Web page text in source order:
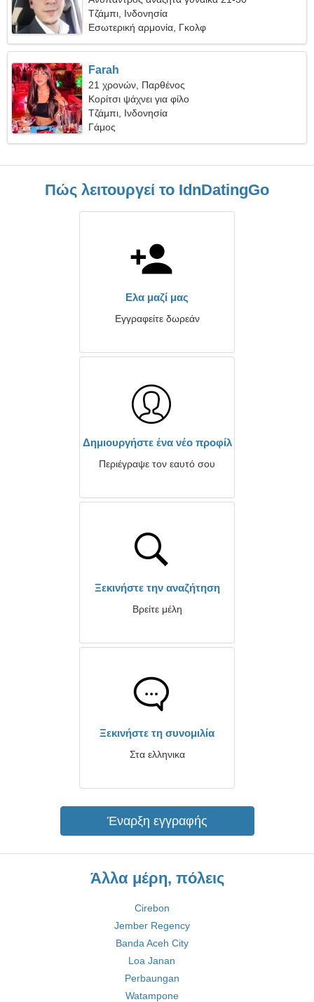
Τζάμπι, Ινδονησία
Εσωτερική αρμονία, Γκολφ
Farah
21 χρονών, Παρθένος
Κορίτσι ψάχνει για φίλο
Τζάμπι, Ινδονησία
Γάμος
Πώς λειτουργεί το IdnDatingGo
Ελα μαζί μας
Εγγραφείτε δωρεάν
Δημιουργήστε ένα νέο προφίλ
Περιέγραψε τον εαυτό σου
Ξεκινήστε την αναζήτηση
Βρείτε μέλη
Ξεκινήστε τη συνομιλία
Στα ελληνικα
Έναρξη εγγραφής
Άλλα μέρη, πόλεις
Cirebon
Jember Regency
Banda Aceh City
Loa Janan
Perbaungan
Watampone